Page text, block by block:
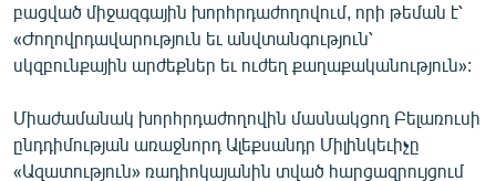
ՄԵԿՆԱԲԱՆՈՒԹՅՈՒՆ
ՏՏ ԵՒ ԻՆՏԵՐՆԵՏ
ԱՐԽԻՎ
բացված միջազգային խորհրդաժողովում, որի թեման է՝
«Ժողովրդավարություն եւ անվտանգություն՝
սկզբունքային արժեքներ եւ ուժեղ քաղաքականություն»:
Միաժամանակ խորհրդաժողովին մասնակցող Բելառուսի
ընդդիմության առաջնորդ Ալեքսանդր Միլինկեւիչը
«Ազատություն» ռադիոկայանին տված հարցազրույցում